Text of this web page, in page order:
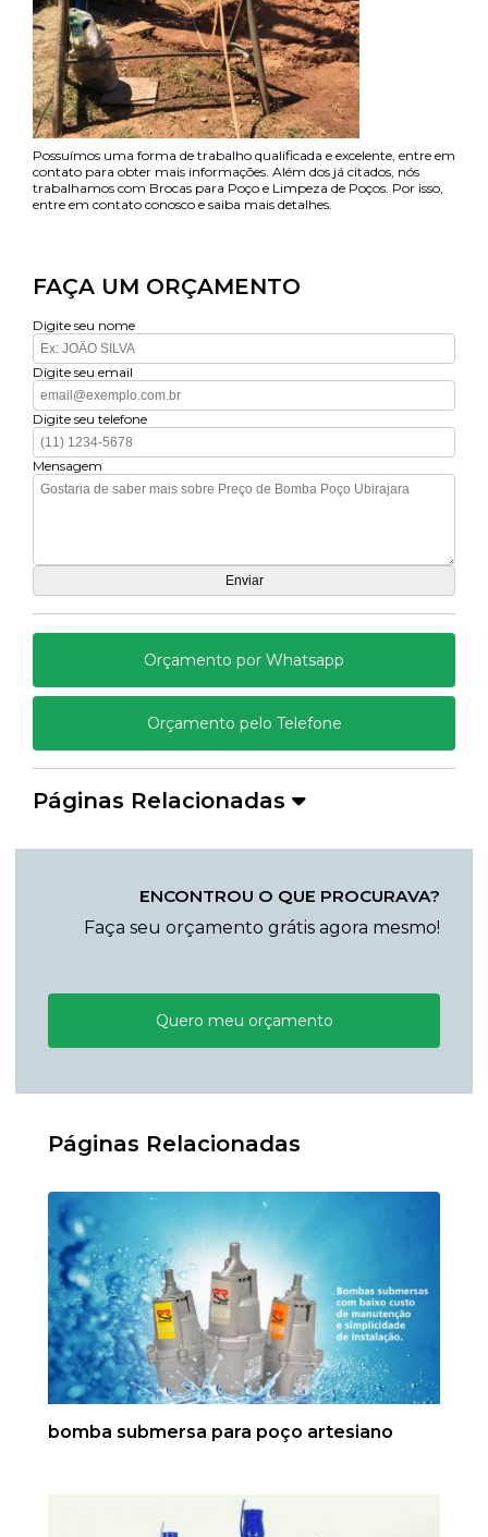
Possuímos uma forma de trabalho qualificada e excelente, entre em
contato para obter mais informações. Além dos já citados, nós
trabalhamos com Brocas para Poço e Limpeza de Poços. Por isso,
entre em contato conosco e saiba mais detalhes.
FAÇA UM ORÇAMENTO
Digite seu nome
Digite seu email
Digite seu telefone
Mensagem
Orçamento por Whatsapp
Orçamento pelo Telefone
Páginas Relacionadas
ENCONTROU O QUE PROCURAVA?
Faça seu orçamento grátis agora mesmo!
Quero meu orçamento
Páginas Relacionadas
bomba submersa para poço artesiano